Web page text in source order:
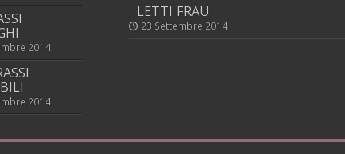
2014
2014
LETTI FRAU
23 Settembre 2014